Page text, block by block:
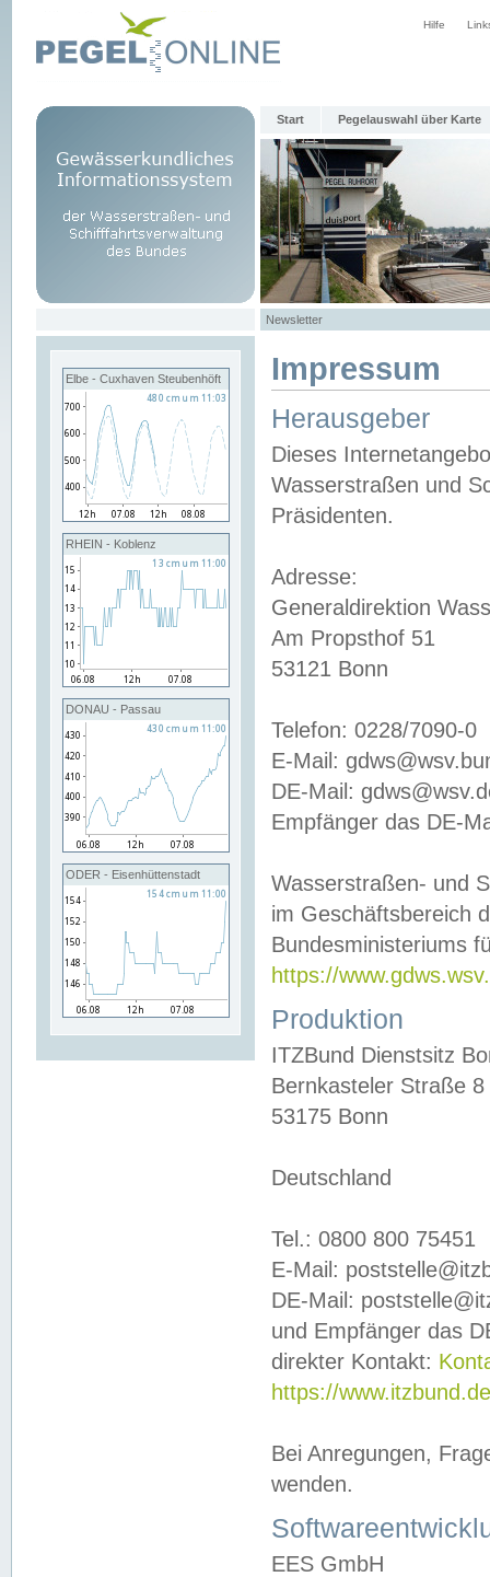
Hilfe
Start Pegelauswahl über Karte
Newsletter
Elbe - Cuxhaven Steubenhöft
RHEIN - Koblenz
DONAU - Passau
ODER - Eisenhüttenstadt
Impressum
Herausgeber
Dieses
Wasserstraßen und
Präsidenten.
Adresse:
Generaldirektion
Am Propsthof 51
53121 Bonn
Telefon: 0228/7090-0
E-Mail:
DE-Mail:
Empfänger das DE-
Wasserstraßen- und
im Geschäftsbereich
Bundesministeriums
https://
Produktion
ITZBund Dienstsitz
Bernkasteler Straße 8
53175 Bonn
Deutschland
Tel.: 0800 800 75451
E-Mail:
DE-Mail:
und Empfänger das
direkter Kontakt:
https://
Bei Anregungen,
wenden.
EES GmbH